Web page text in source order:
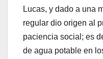
Lucas, y dado a una
regular dio origen al
paciencia social; es
de agua potable en